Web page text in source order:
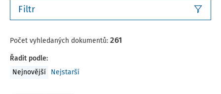
Filtr
Počet vyhledaných dokumentů: 261
Řadit podle:
Nejnovější
Nejstarší